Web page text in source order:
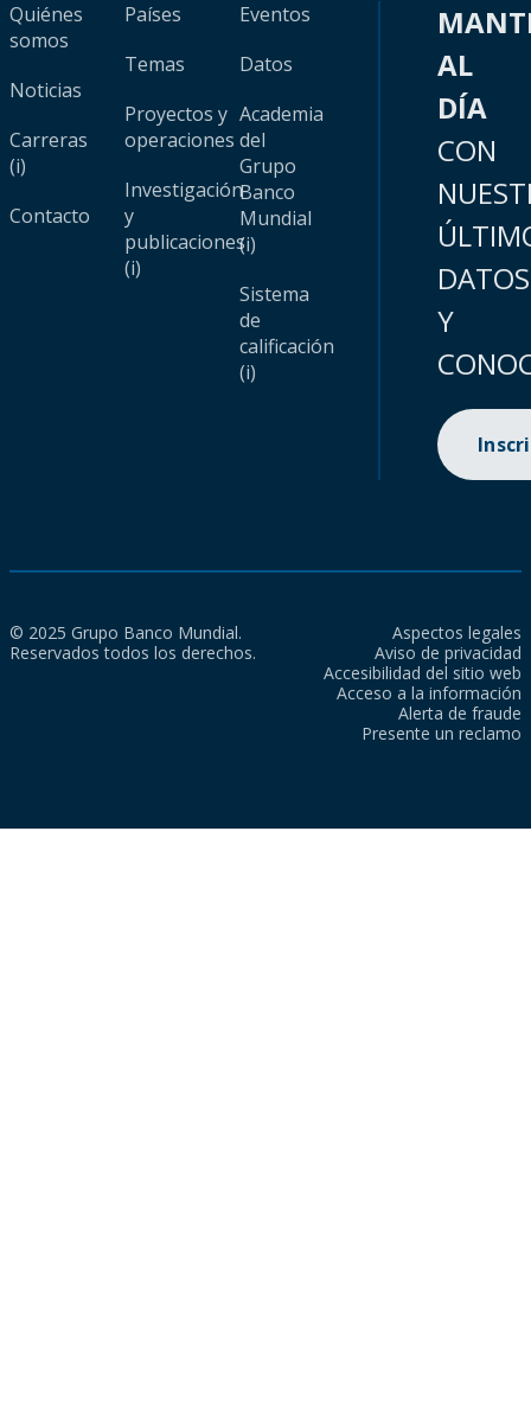
Quiénes
somos
Noticias
Carreras
(i)
Contacto
Países
Temas
Proyectos y
operaciones
Investigación
y
publicaciones
(i)
Eventos
Datos
Academia
del
Grupo
Banco
Mundial
(i)
Sistema
de
calificación
(i)
AL
DÍA
CON
DATOS
Y
© 2025 Grupo Banco Mundial.
Reservados todos los derechos.
Aspectos legales
Aviso de privacidad
Accesibilidad del sitio web
Acceso a la información
Alerta de fraude
Presente un reclamo